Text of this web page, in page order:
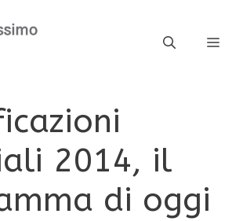
2014, il
di oggi